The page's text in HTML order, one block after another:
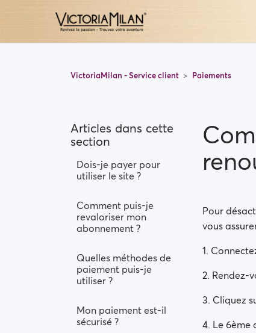
VictoriaMilan - Service client Paiements
Articles dans cette
section
Dois-je payer pour
utiliser le site ?
Comment puis-je
revaloriser mon
abonnement ?
Quelles méthodes de
paiement puis-je
utiliser ?
Mon paiement est-il
sécurisé ?
Pour
vous
1.
2. Rendez-
3. Cliquez
4. Le 6ème